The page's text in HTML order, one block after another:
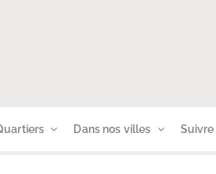
Dans nos villes Suivre